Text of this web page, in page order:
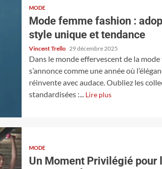
MODE
Mode femme fashion :
style unique et tendance
Vincent Trello 29 décembre 2025
Dans le monde effervescent de la
s’annonce comme une année où
réinvente avec audace. Oubliez les
standardisées :... Lire plus
MODE
Un Moment Privilégié pour